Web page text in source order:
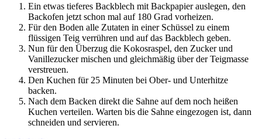
Ein etwas tieferes Backblech mit Backpapier auslegen, den
Backofen jetzt schon mal auf 180 Grad vorheizen.
Für den Boden alle Zutaten in einer Schüssel zu einem
flüssigen Teig verrühren und auf das Backblech geben.
Nun für den Überzug die Kokosraspel, den Zucker und
Vanillezucker mischen und gleichmäßig über der Teigmasse
verstreuen.
Den Kuchen für 25 Minuten bei Ober- und Unterhitze
backen.
Nach dem Backen direkt die Sahne auf dem noch heißen
Kuchen verteilen. Warten bis die Sahne eingezogen ist, dann
schneiden und servieren.